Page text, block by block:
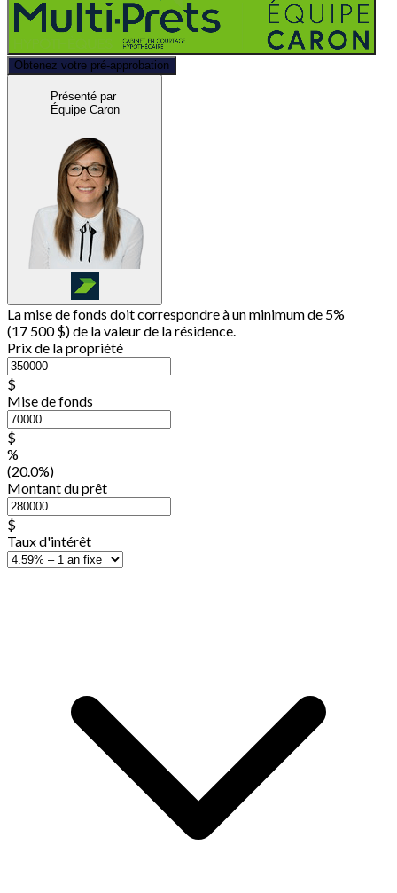
Obtenez votre pré-approbation
Présenté par
Équipe Caron
La mise de fonds doit correspondre à un minimum de 5%
(17 500 $) de la valeur de la résidence.
Prix de la propriété
$
Mise de fonds
$
%
(20.0%)
Montant du prêt
$
Taux d'intérêt